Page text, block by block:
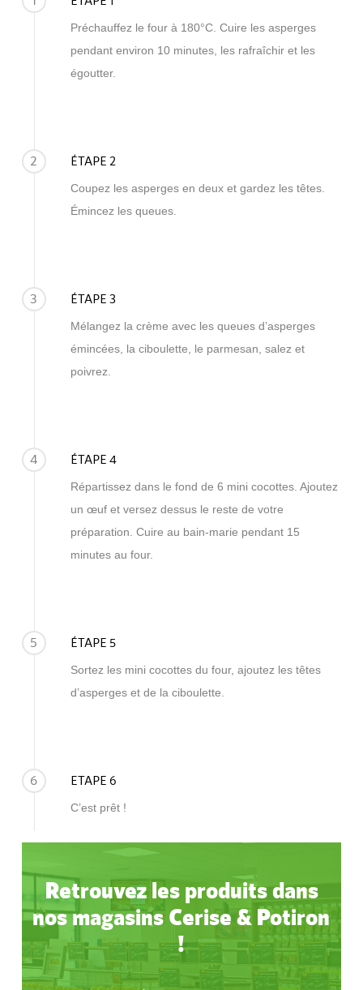
Préchauffez le four à 180°C. Cuire les asperges
pendant environ 10 minutes, les rafraîchir et les
égoutter.
2 ÉTAPE 2
Coupez les asperges en deux et gardez les têtes.
Émincez les queues.
3 ÉTAPE 3
Mélangez la crème avec les queues d’asperges
émincées, la ciboulette, le parmesan, salez et
poivrez.
4 ÉTAPE 4
Répartissez dans le fond de 6 mini cocottes. Ajoutez
un œuf et versez dessus le reste de votre
préparation. Cuire au bain-marie pendant 15
minutes au four.
5 ÉTAPE 5
Sortez les mini cocottes du four, ajoutez les têtes
d’asperges et de la ciboulette.
6 ETAPE 6
C’est prêt !
Retrouvez les produits dans
nos magasins Cerise & Potiron
!